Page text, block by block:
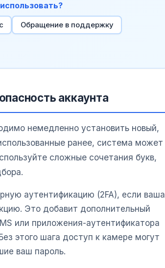
Обращение в поддержку
аккаунта
немедленно установить новый,
ранее, система может
сложные сочетания букв,
аутентификацию (2FA), если ваша
Это добавит дополнительный
или приложения-аутентификатора
этого шага доступ к камере могут
ваш пароль.